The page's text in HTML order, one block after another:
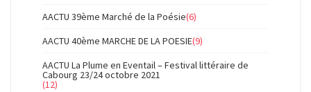
AACTU 39ème Marché de la Poésie(6)
AACTU 40ème MARCHE DE LA POESIE(9)
AACTU La Plume en Eventail – Festival littéraire de
Cabourg 23/24 octobre 2021
(12)